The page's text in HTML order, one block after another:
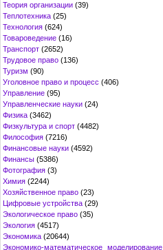
Теория организации (39)
Теплотехника (25)
Технология (624)
Товароведение (16)
Транспорт (2652)
Трудовое право (136)
Туризм (90)
Уголовное право и процесс (406)
Управление (95)
Управленческие науки (24)
Физика (3462)
Физкультура и спорт (4482)
Философия (7216)
Финансовые науки (4592)
Финансы (5386)
Фотография (3)
Химия (2244)
Хозяйственное право (23)
Цифровые устройства (29)
Экологическое право (35)
Экология (4517)
Экономика (20644)
Экономико-математическое моделирование